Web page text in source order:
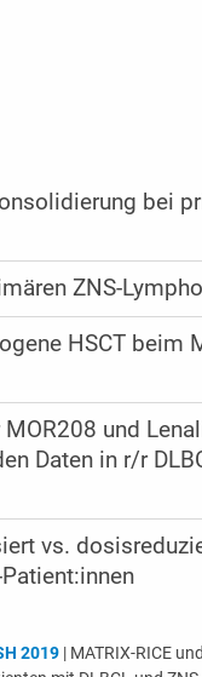
bei
ZNS-
HSCT beim
MOR208 und
Daten in r/r
vs.
2019| MATRIX-RICE